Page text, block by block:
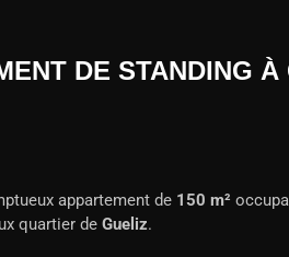
DE STANDING
appartement de 150 m²
quartier de Gueliz.